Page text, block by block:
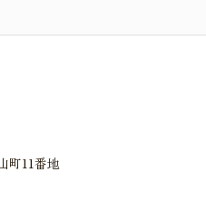
町11番地